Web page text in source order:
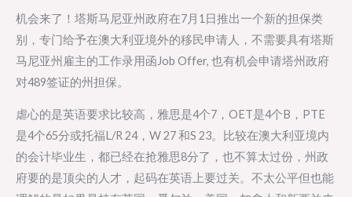
机会来了！塔斯马尼亚州政府在7月1日推出一个新的担保类
别，专门给予在澳大利亚境外的移民申请人，不需要具有塔斯
马尼亚州雇主的工作录用函Job Offer, 也有机会申请塔州政府
对489签证的州担保。
虐心的是英语要求比较高，雅思是4个7，OET是4个B，PTE
是4个65分或托福L/R 24，W 27 和S 23。比较在澳大利亚境内
的会计毕业生，都已经在抢雅思8分了，也不算太过份，州政
府要的是顶尖的人才，起码在英语上要过关。不太公平但也能